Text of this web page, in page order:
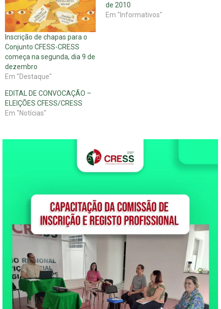
Inscrição de chapas para o
Conjunto CFESS-CRESS
começa na segunda, dia 9 de
dezembro
Em "Destaque"
de 2010
Em "Informativos"
EDITAL DE CONVOCAÇÃO –
ELEIÇÕES CFESS/CRESS
Em "Notícias"